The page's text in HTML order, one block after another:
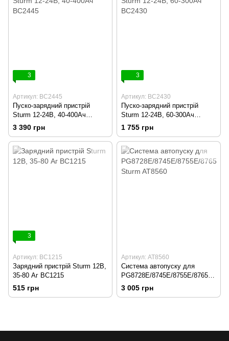
3
Артикул: BC2445
Пуско-зарядний пристрій
Sturm 12-24В, 40-400Ач
BC2445
3 390 грн
3
Артикул: BC2430
Пуско-зарядний пристрій
Sturm 12-24В, 60-300Ач
BC2430
1 755 грн
3
Артикул: BC1215
Зарядний пристрій Sturm 12В,
35-80 Аг BC1215
515 грн
Артикул: AT8560
Система автопуску для
PG8728E/8745E/8755E/8765E
Sturm AT8560
3 005 грн